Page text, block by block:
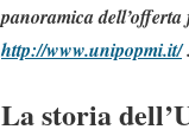
panoramica
http://www.unipopmi.it/.
La storia